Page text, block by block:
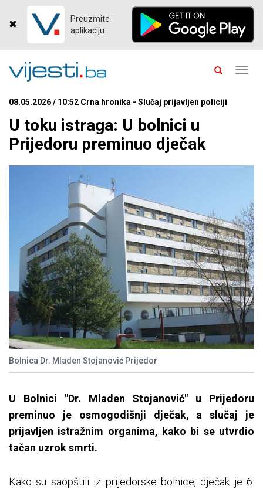
Preuzmite
aplikaciju
08.05.2026 / 10:52 Crna hronika - Slučaj prijavljen policiji
U toku istraga: U bolnici u
Prijedoru preminuo dječak
Bolnica Dr. Mladen Stojanović Prijedor
U Bolnici "Dr. Mladen Stojanović" u Prijedoru
preminuo je osmogodišnji dječak, a slučaj je
prijavljen istražnim organima, kako bi se utvrdio
tačan uzrok smrti.
Kako su saopštili iz prijedorske bolnice, dječak je 6.